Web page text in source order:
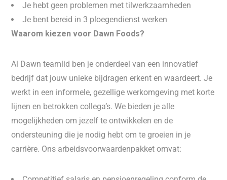
Je hebt geen problemen met tilwerkzaamheden
Je bent bereid in 3 ploegendienst werken
Waarom kiezen voor Dawn Foods?
Al Dawn teamlid ben je onderdeel van een innovatief
bedrijf dat jouw unieke bijdragen erkent en waardeert. Je
werkt in een informele, gezellige werkomgeving met korte
lijnen en betrokken collega’s. We bieden je alle
mogelijkheden om jezelf te ontwikkelen en de
ondersteuning die je nodig hebt om te groeien in je
carrière. Ons arbeidsvoorwaardenpakket omvat: